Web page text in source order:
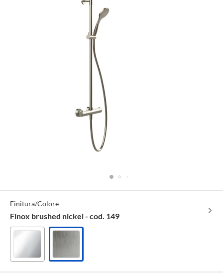
Specifiche
Tecniche
Finitura/Colore
Finox brushed nickel - cod. 149
Chrome
-
Finox
brushed